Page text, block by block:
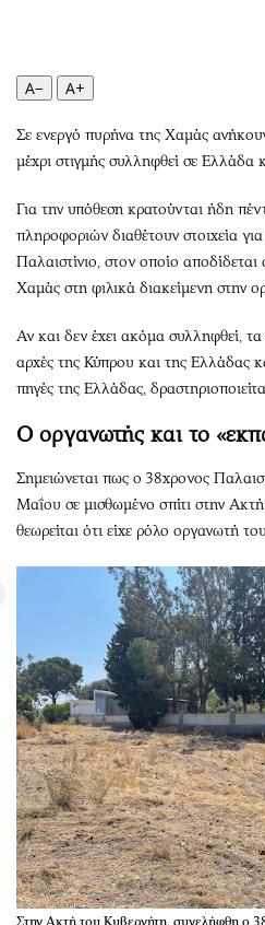
Παράξενα
Πολιτισμός
Σινεμά
Μουσική
Εικαστικά
Βιβλίο
A− A+
Σε ενεργό πυρήνα της Χαμάς
μέχρι στιγμής συλληφθεί σε Ελλάδα
Για την υπόθεση κρατούνται ήδη
πληροφοριών διαθέτουν στοιχεία
Παλαιστίνιο, στον οποίο
Χαμάς στη φιλικά διακείμενη στην
Αν και δεν έχει ακόμα συλληφθεί, τα
αρχές της Κύπρου και της Ελλάδας
πηγές της Ελλάδας,
Ο οργανωτής και το
Σημειώνεται πως ο 38χρονος
Μαΐου σε μισθωμένο σπίτι στην
θεωρείται ότι είχε ρόλο οργανωτή